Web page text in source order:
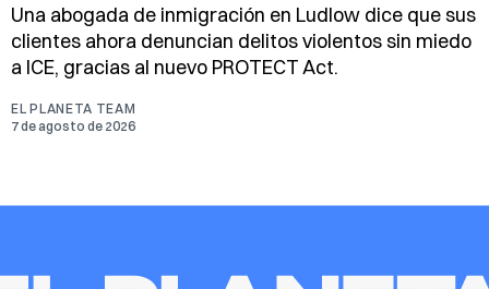
Una abogada de inmigración en Ludlow dice que sus
clientes ahora denuncian delitos violentos sin miedo
a ICE, gracias al nuevo PROTECT Act.
EL PLANETA TEAM
7 de agosto de 2026